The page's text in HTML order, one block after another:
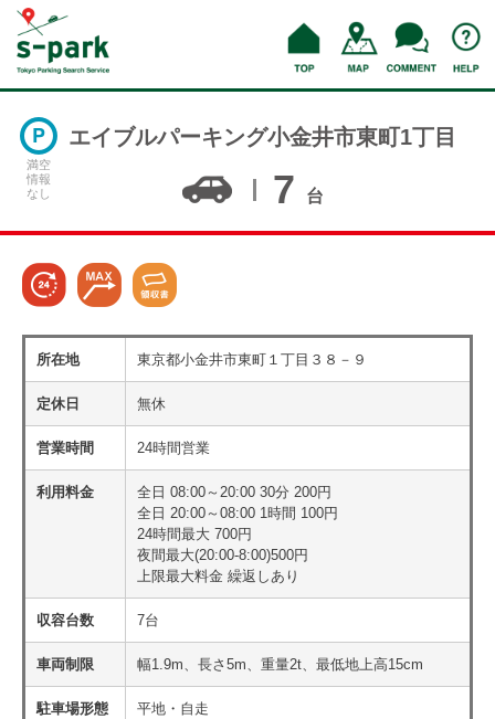
満空
情報
なし
エイブルパーキング小金井市東町1丁目
7 台
所在地 東京都小金井市東町１丁目３８－９
定休日 無休
営業時間 24時間営業
利用料金
全日 08:00～20:00 30分 200円
全日 20:00～08:00 1時間 100円
24時間最大 700円
夜間最大(20:00-8:00)500円
上限最大料金 繰返しあり
収容台数 7台
車両制限 幅1.9m、長さ5m、重量2t、最低地上高15cm
駐車場形態 平地・自走